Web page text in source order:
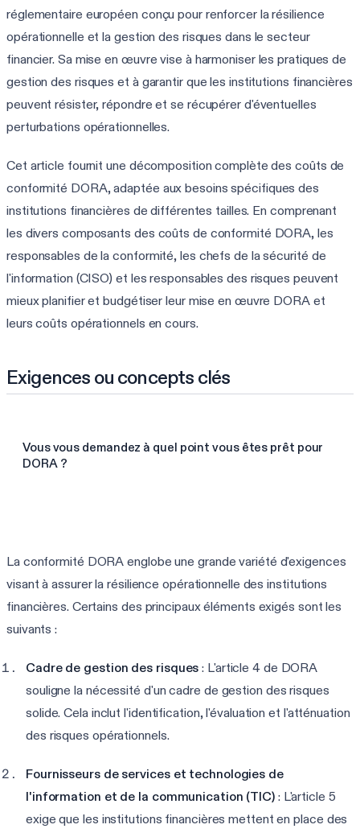
réglementaire européen conçu pour renforcer la résilience
opérationnelle et la gestion des risques dans le secteur
financier. Sa mise en œuvre vise à harmoniser les pratiques de
gestion des risques et à garantir que les institutions financières
peuvent résister, répondre et se récupérer d'éventuelles
perturbations opérationnelles.
Cet article fournit une décomposition complète des coûts de
conformité DORA, adaptée aux besoins spécifiques des
institutions financières de différentes tailles. En comprenant
les divers composants des coûts de conformité DORA, les
responsables de la conformité, les chefs de la sécurité de
l'information (CISO) et les responsables des risques peuvent
mieux planifier et budgétiser leur mise en œuvre DORA et
leurs coûts opérationnels en cours.
Exigences ou concepts clés
Vous vous demandez à quel point vous êtes prêt pour
DORA ?
La conformité DORA englobe une grande variété d'exigences
visant à assurer la résilience opérationnelle des institutions
financières. Certains des principaux éléments exigés sont les
suivants :
Cadre de gestion des risques : L'article 4 de DORA
souligne la nécessité d'un cadre de gestion des risques
solide. Cela inclut l'identification, l'évaluation et l'atténuation
des risques opérationnels.
Fournisseurs de services et technologies de
l'information et de la communication (TIC): L'article 5
exige que les institutions financières mettent en place des